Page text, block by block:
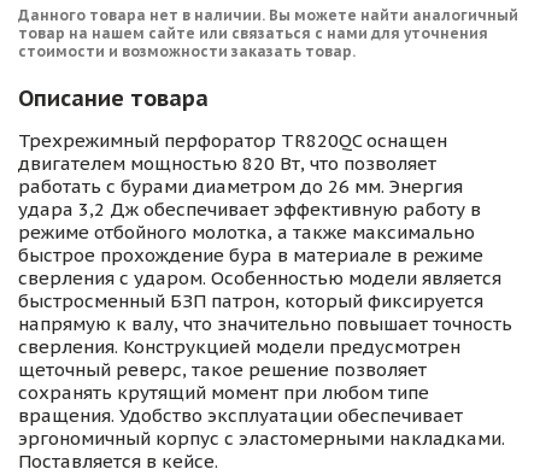
Данного товара нет в наличии. Вы можете найти аналогичный
товар на нашем сайте или связаться с нами для уточнения
стоимости и возможности заказать товар.
Описание товара
Трехрежимный перфоратор TR820QC оснащен
двигателем мощностью 820 Вт, что позволяет
работать с бурами диаметром до 26 мм. Энергия
удара 3,2 Дж обеспечивает эффективную работу в
режиме отбойного молотка, а также максимально
быстрое прохождение бура в материале в режиме
сверления с ударом. Особенностью модели является
быстросменный БЗП патрон, который фиксируется
напрямую к валу, что значительно повышает точность
сверления. Конструкцией модели предусмотрен
щеточный реверс, такое решение позволяет
сохранять крутящий момент при любом типе
вращения. Удобство эксплуатации обеспечивает
эргономичный корпус с эластомерными накладками.
Поставляется в кейсе.